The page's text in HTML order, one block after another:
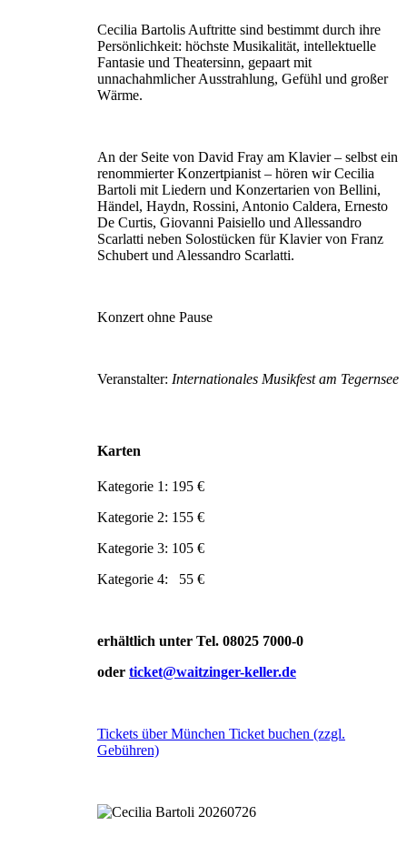
Cecilia Bartolis Auftritte sind bestimmt durch ihre
Persönlichkeit: höchste Musikalität, intellektuelle
Fantasie und Theatersinn, gepaart mit
unnachahmlicher Ausstrahlung, Gefühl und großer
Wärme.
An der Seite von David Fray am Klavier – selbst ein
renommierter Konzertpianist – hören wir Cecilia
Bartoli mit Liedern und Konzertarien von Bellini,
Händel, Haydn, Rossini, Antonio Caldera, Ernesto
De Curtis, Giovanni Paisiello und Allessandro
Scarlatti neben Solostücken für Klavier von Franz
Schubert und Alessandro Scarlatti.
Konzert ohne Pause
Veranstalter: Internationales Musikfest am Tegernsee
Karten
Kategorie 1: 195 €
Kategorie 2: 155 €
Kategorie 3: 105 €
Kategorie 4: 55 €
erhältlich unter Tel. 08025 7000-0
oder ticket@waitzinger-keller.de
Tickets über München Ticket buchen (zzgl.
Gebühren)